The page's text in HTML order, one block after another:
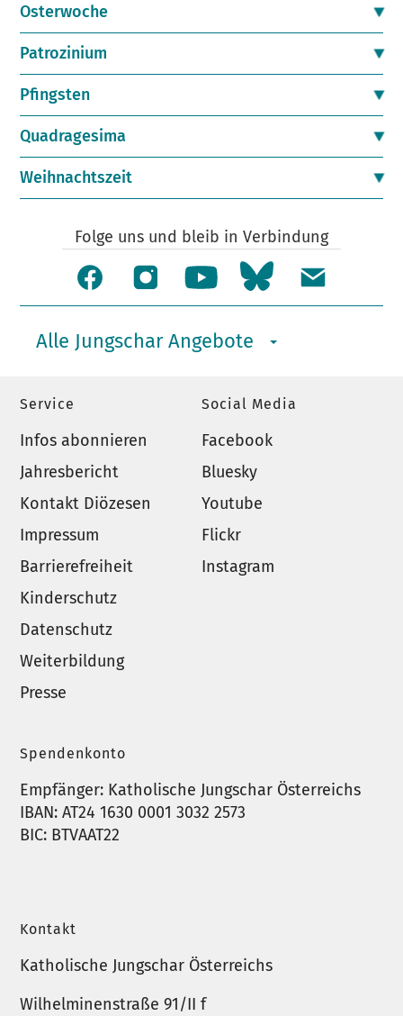
Osterwoche
Patrozinium
Pfingsten
Quadragesima
Weihnachtszeit
Folge uns und bleib in Verbindung
Alle Jungschar Angebote
Service
Infos abonnieren
Jahresbericht
Kontakt Diözesen
Impressum
Barrierefreiheit
Kinderschutz
Datenschutz
Weiterbildung
Presse
Social Media
Facebook
Bluesky
Youtube
Flickr
Instagram
Spendenkonto
Empfänger: Katholische Jungschar Österreichs
IBAN: AT24 1630 0001 3032 2573
BIC: BTVAAT22
Kontakt
Katholische Jungschar Österreichs
Wilhelminenstraße 91/II f